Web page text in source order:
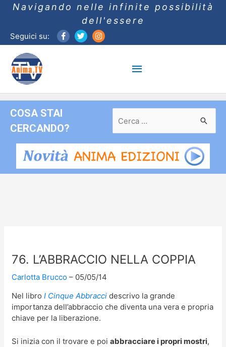
Navigando nelle infinite possibilità
dell'essere
Seguici su:
Menu
principale
COSA STAI
CERCANDO?
per:
76. L’ABBRACCIO NELLA COPPIA
Carlotta Brucco
05/05/14
Nel libroI Cinque Abbracci descrivo la grande
importanza dell’abbraccio che diventa una vera e propria
chiave per la liberazione.
Si inizia con il trovare e poiabbracciare i propri mostri,